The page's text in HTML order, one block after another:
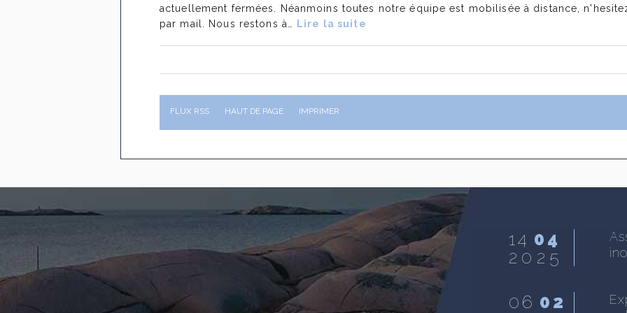
actuellement fermées. Néanmoins toutes notre équipe est mobilisée à distance,
par mail. Nous restons à…
Lire la suite
FLUX RSS HAUT DE PAGE IMPRIMER
2026
Déchéance de garantie pour fausse
déclaration : une sanction totale jugée
proportionnée
lire la suite
14 04
2025
06 02